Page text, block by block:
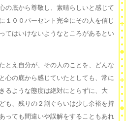
の底から尊敬し、素晴らしいと感じて
１００パーセント完全にその人を信じ
てはいけないようなところがあるとい
とえ自分が、その人のことを、どんな
心の底から感じていたとしても、常に
るような態度は絶対にとらずに、大
も、残りの２割ぐらいは少し余裕を持
っても間違いや誤解をすることもあれ